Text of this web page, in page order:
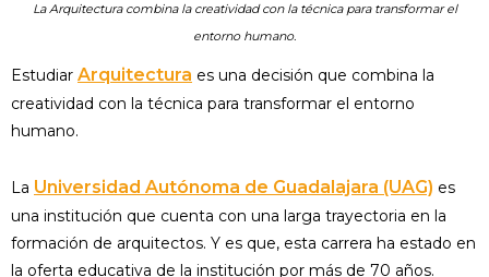
La Arquitectura combina la creatividad con la técnica para transformar el
entorno humano.
Estudiar Arquitectura es una decisión que combina la
creatividad con la técnica para transformar el entorno
humano.
La Universidad Autónoma de Guadalajara (UAG) es
una institución que cuenta con una larga trayectoria en la
formación de arquitectos. Y es que, esta carrera ha estado en
la oferta educativa de la institución por más de 70 años.